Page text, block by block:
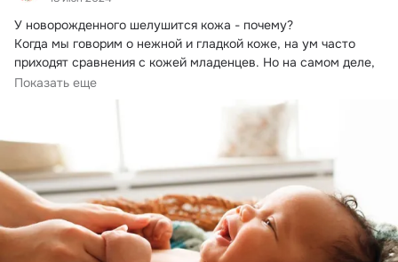
У новорожденного шелушится кожа - почему?
Когда мы говорим о нежной и гладкой коже, на ум часто
приходят сравнения с кожей младенцев. Но на самом деле,
их кожа тоже подвержена сухости и шелушениям.
Показать еще